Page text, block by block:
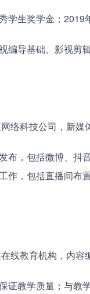
学生奖学金；
编导基础、影视
网络科技公司，新
布，包括微博、抖
作，包括直播间布
在线教育机构，内
证教学质量；与教